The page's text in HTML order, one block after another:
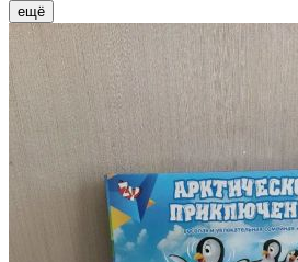
ещё